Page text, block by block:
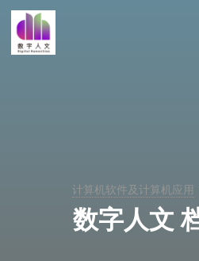
计算机软件及计算机应用
数字人文